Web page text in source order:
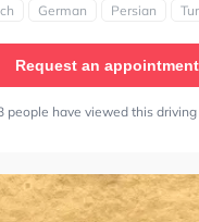
German Persian
Request an appointment
people have viewed this driving